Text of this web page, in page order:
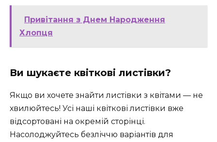
Привітання з Днем Народження
Хлопця
Ви шукаєте квіткові листівки?
Якщо ви хочете знайти листівки з квітами — не
хвилюйтесь! Усі наші квіткові листівки вже
відсортовані на окремій сторінці.
Насолоджуйтесь безліччю варіантів для